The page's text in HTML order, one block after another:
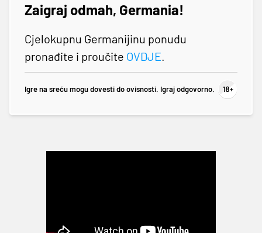
Zaigraj odmah, Germania!
Cjelokupnu Germanijinu ponudu
pronađite i proučite OVDJE.
Igre na sreću mogu dovesti do ovisnosti. Igraj odgovorno.